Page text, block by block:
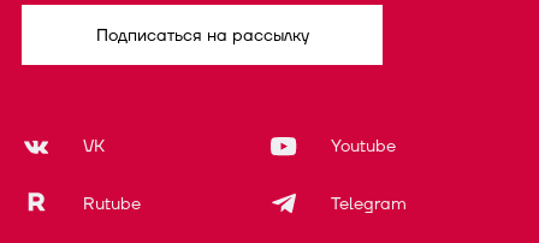
Подписаться на рассылку
VK Youtube
Rutube Telegram